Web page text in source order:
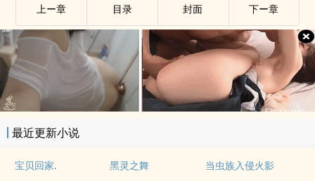
上ー章 目录 封面 下ー章
最近更新小说
宝贝回家. 黑灵之舞
当虫族入侵火影